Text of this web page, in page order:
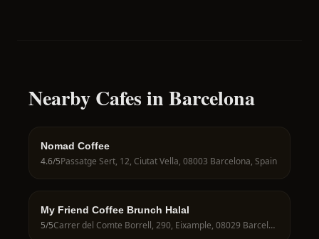
Nearby Cafes in Barcelona
Nomad Coffee
4.6/5Passatge Sert, 12, Ciutat Vella, 08003 Barcelona, Spain
My Friend Coffee Brunch Halal
5/5 Carrer del Comte Borrell, 290, Eixample, 08029 Barcelona, Spain